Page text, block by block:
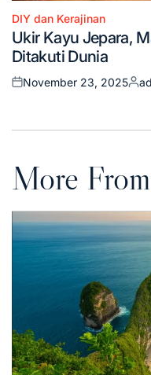
Posted
in
DIY dan Kerajinan
Ukir Kayu Jepara,
Ditakuti Dunia
Posted
November 23, 2025
More